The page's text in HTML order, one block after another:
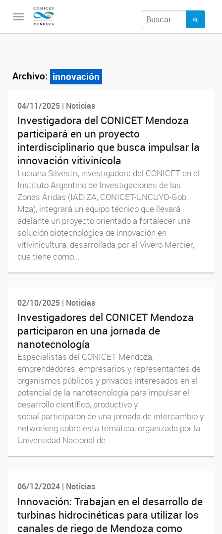
Toggle
navigation
Archivo: innovación
04/11/2025 | Noticias
Investigadora del CONICET Mendoza
participará en un proyecto
interdisciplinario que busca impulsar la
innovación vitivinícola
Luciana Silvestri, investigadora del CONICET en el
Instituto Argentino de Investigaciones de las
Zonas Áridas (IADIZA, CONICET-UNCUYO-Gob.
Mza), integrará un equipo técnico que llevará
adelante un proyecto orientado a fortalecer una
solución biotecnológica de innovación en
vitivinicultura, desarrollada por el Vivero Mercier,
que tiene como...
02/10/2025 | Noticias
Investigadores del CONICET Mendoza
participaron en una jornada de
nanotecnología
Especialistas del CONICET Mendoza,
emprendedores, empresarios y representantes de
organismos públicos y privados interesados en el
potencial de la nanotecnología para impulsar el
desarrollo científico, productivo y
social participaron de una jornada de intercambio y
networking sobre esta temática, organizada por la
Universidad Nacional de...
06/12/2024 | Noticias
Innovación: Trabajan en el desarrollo de
turbinas hidrocinéticas para utilizar los
canales de riego de Mendoza como